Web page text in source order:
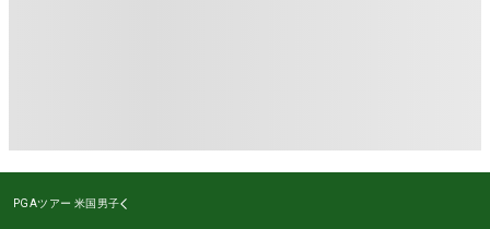
PGAツアー 米国男子